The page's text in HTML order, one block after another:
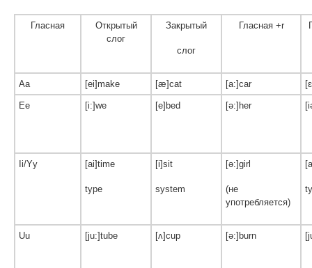
Гласная
Открытый
слог
Закрытый
слог
Гласная +r
Aa [ei]make [æ]cat [a:]car
Ee [i:]we [e]bed [ə:]her
Ii/Yy [ai]time
type
[i]sit
system
[ə:]girl
(не
употребляется)
Uu [ju:]tube [ʌ]cup [ə:]burn